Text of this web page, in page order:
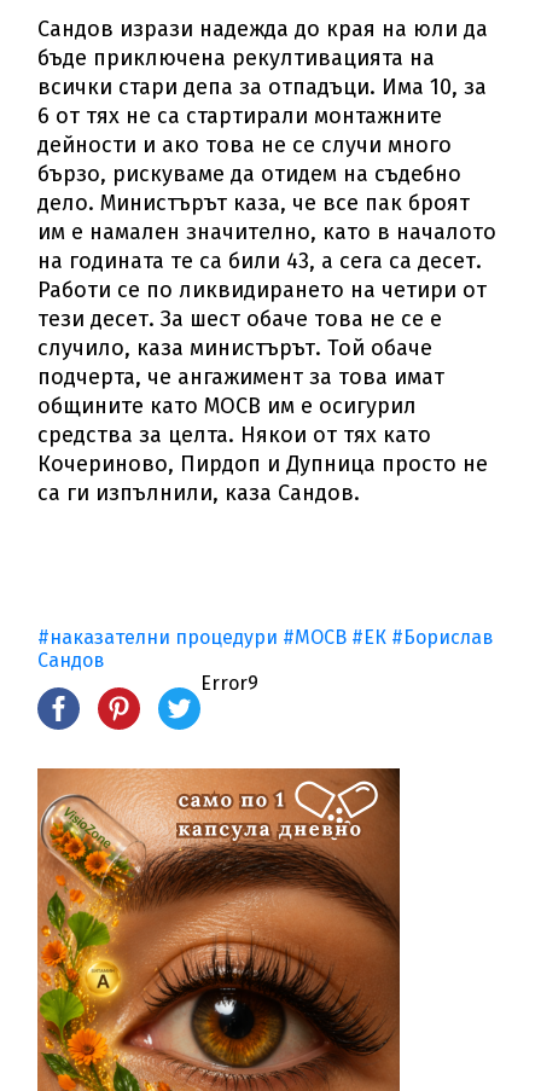
Сандов изрази надежда до края на юли да
бъде приключена рекултивацията на
всички стари депа за отпадъци. Има 10, за
6 от тях не са стартирали монтажните
дейности и ако това не се случи много
бързо, рискуваме да отидем на съдебно
дело. Министърът каза, че все пак броят
им е намален значително, като в началото
на годината те са били 43, а сега са десет.
Работи се по ликвидирането на четири от
тези десет. За шест обаче това не се е
случило, каза министърът. Той обаче
подчерта, че ангажимент за това имат
общините като МОСВ им е осигурил
средства за целта. Някои от тях като
Кочериново, Пирдоп и Дупница просто не
са ги изпълнили, каза Сандов.
#наказателни процедури #МОСВ #ЕК #Борислав
Сандов
Error9